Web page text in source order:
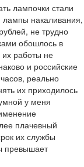
лампочки стали
лампы накаливания,
не трудно
обошлось в
работы не
и российские
реально
их приходилось
у меня
плачевный
их службы
превышает